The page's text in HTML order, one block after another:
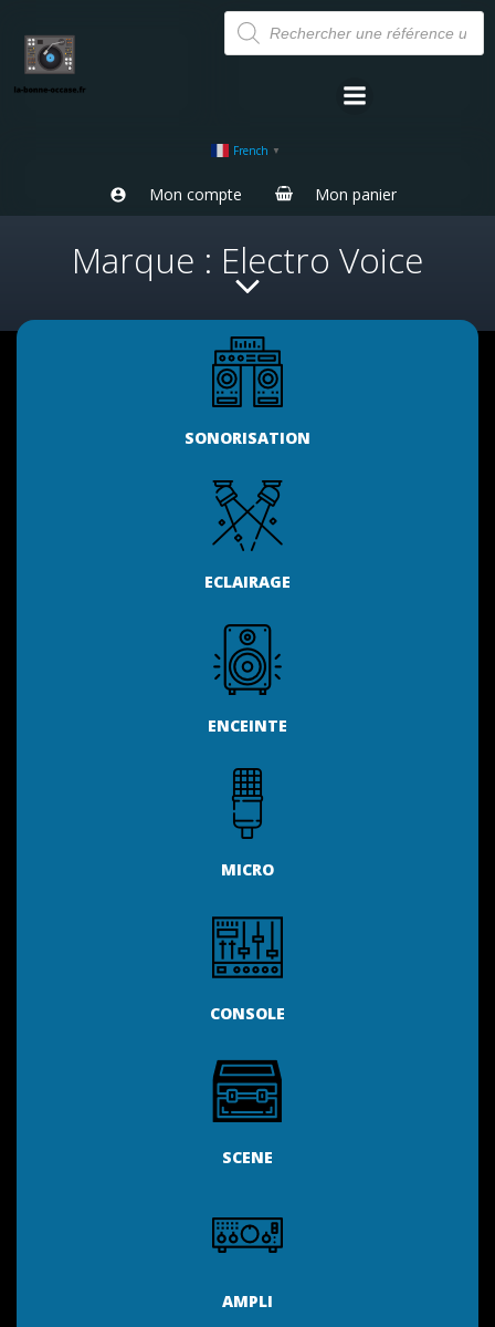
Aller
au
contenu
Recherche
de
produits
French ▼
Mon compte Mon panier
Marque : Electro Voice
SONORISATION
ECLAIRAGE
ENCEINTE
MICRO
CONSOLE
SCENE
AMPLI